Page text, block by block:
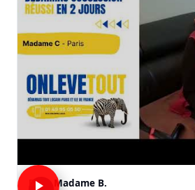
Madame B.